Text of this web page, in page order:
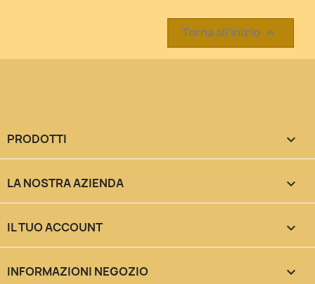
Torna all'inizio 
PRODOTTI 
LA NOSTRA AZIENDA 
IL TUO ACCOUNT 
INFORMAZIONI NEGOZIO keyboard_arrow_down